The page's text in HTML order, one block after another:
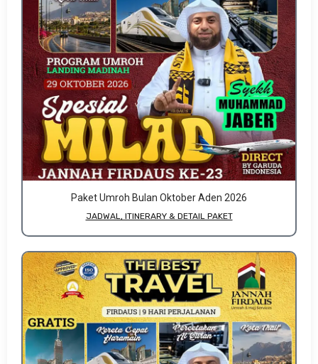
Paket Umroh Bulan Oktober Aden 2026
JADWAL, ITINERARY & DETAIL PAKET